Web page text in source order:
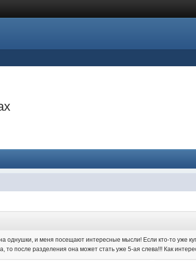
однушки, и меня посещают интересные мысли! Если кто-то уже
то после разделения она может стать уже 5-ая слева!!! Как